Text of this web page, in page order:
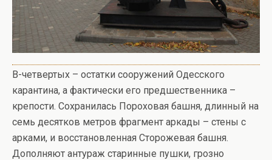
В-четвертых – остатки сооружений Одесского
карантина, а фактически его предшественника –
крепости. Сохранилась Пороховая башня, длинный на
семь десятков метров фрагмент аркады – стены с
арками, и восстановленная Сторожевая башня.
Дополняют антураж старинные пушки, грозно